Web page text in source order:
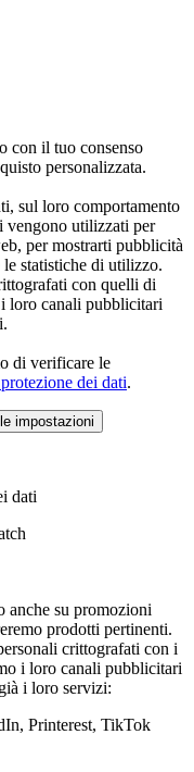
con il tuo consenso
personalizzata.
sul loro comportamento
vengono utilizzati per
per mostrarti pubblicità
statistiche di utilizzo.
con quelli di
loro canali pubblicitari
di verificare le
dei dati.
impostazioni
dati
anche su promozioni
prodotti pertinenti.
crittografati con i
i loro canali pubblicitari
i loro servizi:
Printerest, TikTok